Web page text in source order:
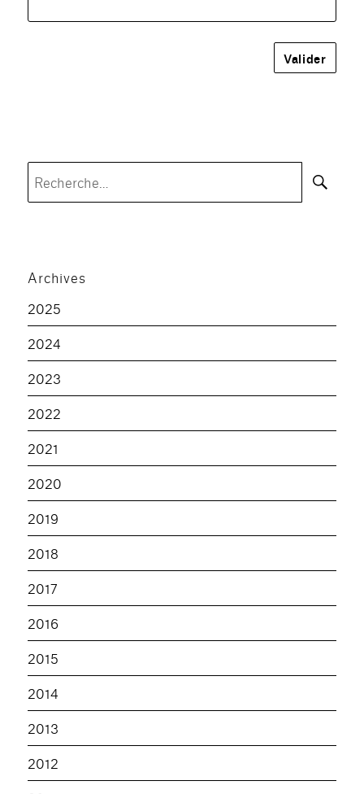
Archives
2025
2024
2023
2022
2021
2020
2019
2018
2017
2016
2015
2014
2013
2012